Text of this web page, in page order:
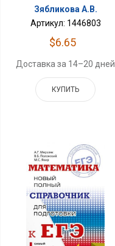
Зябликова А.В.
Артикул: 1446803
$6.65
Доставка за 14–20 дней
КУПИТЬ